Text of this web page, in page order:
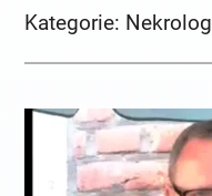
Kategorie: Nekrolog